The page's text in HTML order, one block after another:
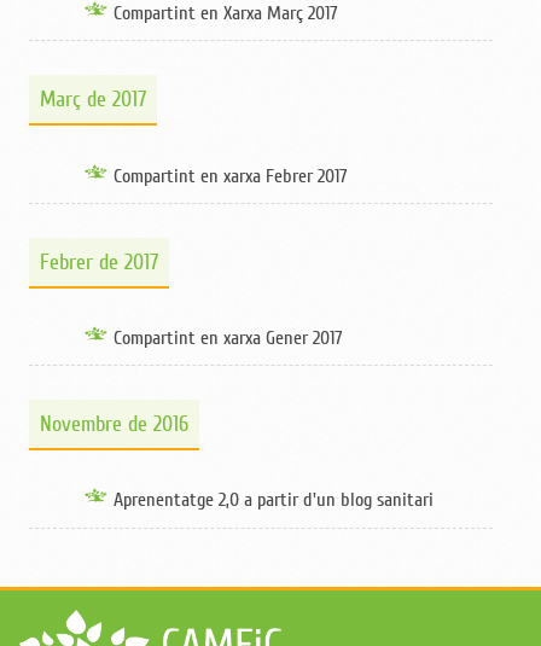
Compartint en Xarxa Març 2017
Març de 2017
Compartint en xarxa Febrer 2017
Febrer de 2017
Compartint en xarxa Gener 2017
Novembre de 2016
Aprenentatge 2,0 a partir d'un blog sanitari